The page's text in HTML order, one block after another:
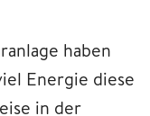
haben
Energie diese
in der